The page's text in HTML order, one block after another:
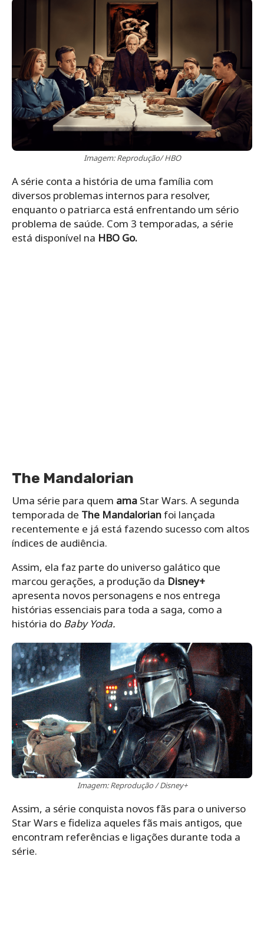
Imagem: Reprodução/ HBO
A série conta a história de uma família com
diversos problemas internos para resolver,
enquanto o patriarca está enfrentando um sério
problema de saúde. Com 3 temporadas, a série
está disponível na HBO Go.
The Mandalorian
Uma série para quem ama Star Wars. A segunda
temporada de The Mandalorianfoi lançada
recentemente e já está fazendo sucesso com altos
índices de audiência.
Assim, ela faz parte do universo galático que
marcou gerações, a produção da Disney+
apresenta novos personagens e nos entrega
histórias essenciais para toda a saga, como a
história do Baby Yoda.
Imagem: Reprodução / Disney+
Assim, a série conquista novos fãs para o universo
Star Wars e fideliza aqueles fãs mais antigos, que
encontram referências e ligações durante toda a
série.